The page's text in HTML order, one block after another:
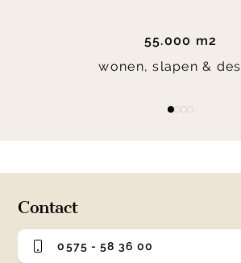
55.000 m2
wonen, slapen &
Contact
0575 - 58 36 00